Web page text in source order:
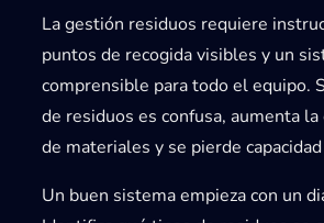
Lagestión residuos requiere
puntos de recogida visibles y un
comprensible para todo el equipo.
de residuos es confusa, aumenta
de materiales y se pierde
Un buen sistema empieza con un